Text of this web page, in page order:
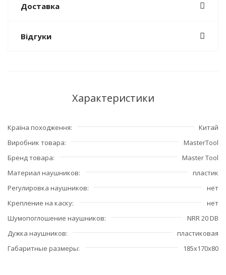
Доставка
Відгуки
Характеристики
Країна походження
Китай
Виробник товара
MasterTool
Бренд товара
Master Tool
Материал наушников
пластик
Регулировка наушников
нет
Крепление на каску
нет
Шумопоглошение наушников
NRR 20 DB
Дужка наушников
пластиковая
Габаритные размеры
185х170х80